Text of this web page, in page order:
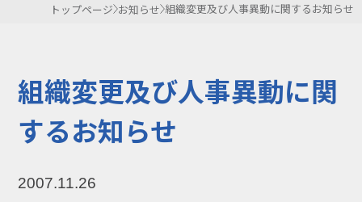
NIXのサスティナ
環境負荷物質調
トップページ お知らせ 組織変更及び人事異動に関するお知らせ
組織変更及び人事異動に関
するお知らせ
2007.11.26